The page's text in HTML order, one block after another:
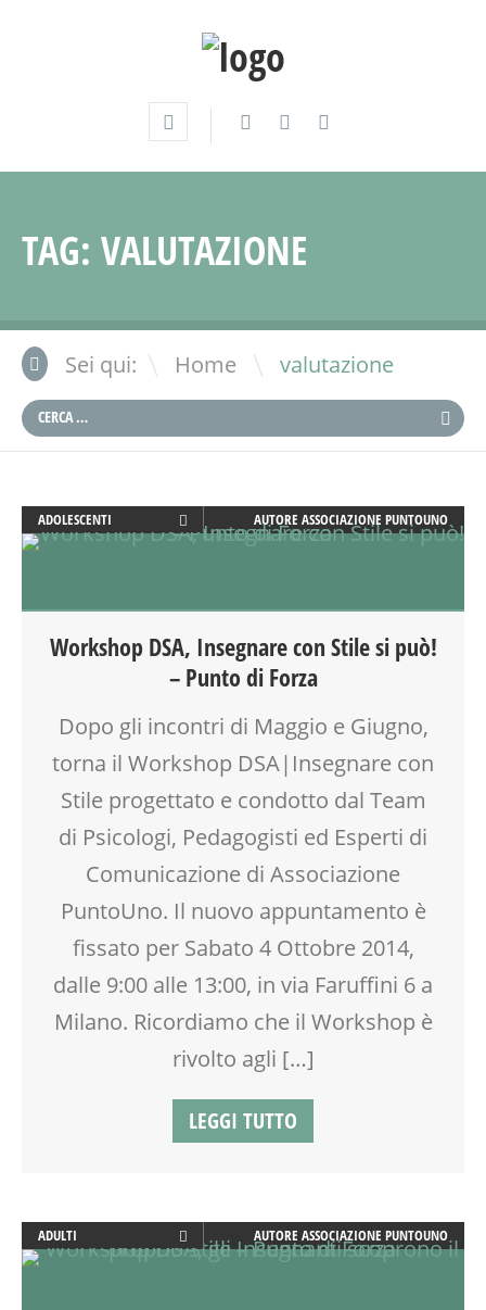
TAG: VALUTAZIONE
Sei qui: Home \ valutazione
ADOLESCENTI
ADULTI
EDUCATORE
LABORATORIO
MOOD BOX
PEDAGOGIA
RAGAZZI
RIEQUILIBRIO ENERGETICO
SCUOLA
SPORTELLO D'ASCOLTO
TEENAGER
VIA FARUFFINI
AUTORE ASSOCIAZIONE PUNTOUNO
Workshop DSA, Insegnare con Stile si può!
– Punto di Forza
Dopo gli incontri di Maggio e Giugno,
torna il Workshop DSA|Insegnare con
Stile progettato e condotto dal Team
di Psicologi, Pedagogisti ed Esperti di
Comunicazione di Associazione
PuntoUno. Il nuovo appuntamento è
fissato per Sabato 4 Ottobre 2014,
dalle 9:00 alle 13:00, in via Faruffini 6 a
Milano. Ricordiamo che il Workshop è
rivolto agli […]
LEGGI TUTTO
ADULTI
CLASSE
AUTORE ASSOCIAZIONE PUNTOUNO